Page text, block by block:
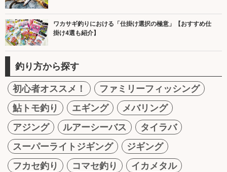
ワカサギ釣りにおける「仕掛け選択の極意」【おすすめ仕
掛け4選も紹介】
釣り方から探す
初心者オススメ！
ファミリーフィッシング
鮎トモ釣り
エギング
メバリング
アジング
ルアーシーバス
タイラバ
スーパーライトジギング
ジギング
フカセ釣り
コマセ釣り
イカメタル